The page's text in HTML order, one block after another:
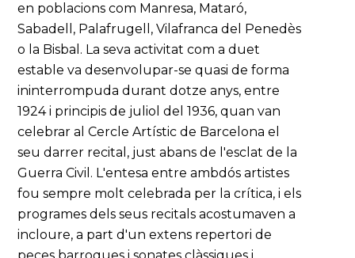
en poblacions com Manresa, Mataró,
Sabadell, Palafrugell, Vilafranca del Penedès
o la Bisbal. La seva activitat com a duet
estable va desenvolupar-se quasi de forma
ininterrompuda durant dotze anys, entre
1924 i principis de juliol del 1936, quan van
celebrar al Cercle Artístic de Barcelona el
seu darrer recital, just abans de l'esclat de la
Guerra Civil. L'entesa entre ambdós artistes
fou sempre molt celebrada per la crítica, i els
programes dels seus recitals acostumaven a
incloure, a part d'un extens repertori de